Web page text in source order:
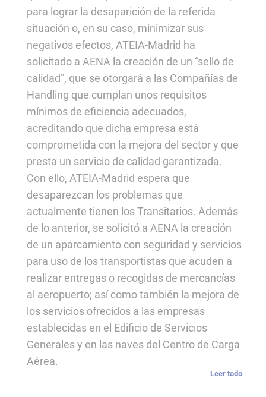
para lograr la desaparición de la referida
situación o, en su caso, minimizar sus
negativos efectos, ATEIA-Madrid ha
solicitado a AENA la creación de un “sello de
calidad”, que se otorgará a las Compañías de
Handling que cumplan unos requisitos
mínimos de eficiencia adecuados,
acreditando que dicha empresa está
comprometida con la mejora del sector y que
presta un servicio de calidad garantizada.
Con ello, ATEIA-Madrid espera que
desaparezcan los problemas que
actualmente tienen los Transitarios. Además
de lo anterior, se solicitó a AENA la creación
de un aparcamiento con seguridad y servicios
para uso de los transportistas que acuden a
realizar entregas o recogidas de mercancías
al aeropuerto; así como también la mejora de
los servicios ofrecidos a las empresas
establecidas en el Edificio de Servicios
Generales y en las naves del Centro de Carga
Aérea.
Leer todo